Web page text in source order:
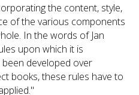
the content, style,
of the various components
In the words of Jan
upon which it is
developed over
books, these rules have to